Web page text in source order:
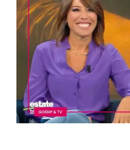
News Musica
News Spettacolo
Benessere
Casa